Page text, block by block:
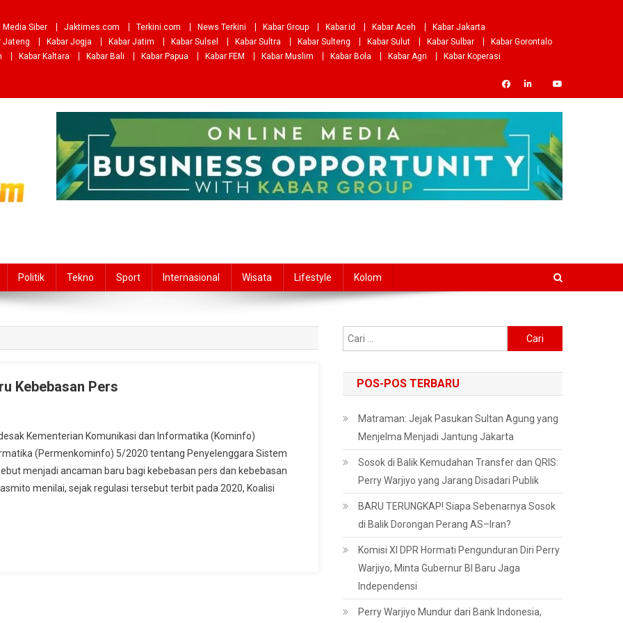
Media Siber Jaktimes.com Terkini.com News Terkini Kabar Group Kabar.id Kabar Aceh
Kabar Jakarta
Jateng Kabar Jogja Kabar Jatim Kabar Sulsel Kabar Sultra Kabar Sulteng Kabar Sulut Kabar Sulbar
Kabar Gorontalo
Kabar Kaltara Kabar Bali Kabar Papua Kabar FEM Kabar Muslim Kabar Bola Kabar Agri
Kabar Koperasi
Politik Tekno Sport Internasional Wisata Lifestyle Kolom
Kebebasan Pers
Kementerian Komunikasi dan Informatika (Kominfo)
(Permenkominfo) 5/2020 tentang Penyelenggara Sistem
menjadi ancaman baru bagi kebebasan pers dan kebebasan
menilai, sejak regulasi tersebut terbit pada 2020, Koalisi
untuk:
POS-POS TERBARU
Matraman: Jejak Pasukan Sultan Agung yang
Menjelma Menjadi Jantung Jakarta
Sosok di Balik Kemudahan Transfer dan QRIS:
Perry Warjiyo yang Jarang Disadari Publik
BARU TERUNGKAP! Siapa Sebenarnya Sosok
di Balik Dorongan Perang AS–Iran?
Komisi XI DPR Hormati Pengunduran Diri Perry
Warjiyo, Minta Gubernur BI Baru Jaga
Independensi
Perry Warjiyo Mundur dari Bank Indonesia,